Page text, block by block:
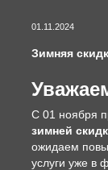
01.11.2024
Зимняя
С 01 ноября
зимней
ожидаем
услуги уже в